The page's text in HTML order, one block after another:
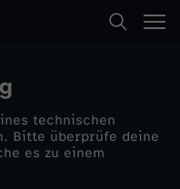
technischen
Bitte überprüfe deine
es zu einem